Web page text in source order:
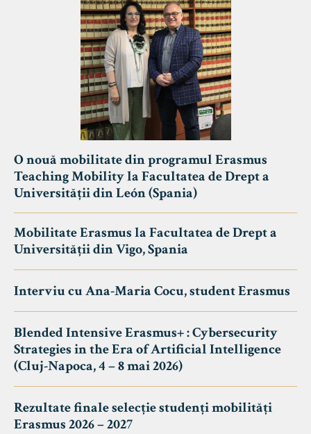
O nouă mobilitate din programul Erasmus
Teaching Mobility la Facultatea de Drept a
Universității din León (Spania)
Mobilitate Erasmus la Facultatea de Drept a
Universității din Vigo, Spania
Interviu cu Ana-Maria Cocu, student Erasmus
Blended Intensive Erasmus+ : Cybersecurity
Strategies in the Era of Artificial Intelligence
(Cluj-Napoca, 4 – 8 mai 2026)
Rezultate finale selecție studenți mobilități
Erasmus 2026 – 2027